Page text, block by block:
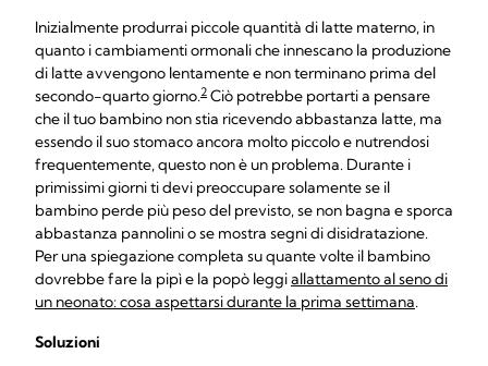
Inizialmente produrrai piccole quantità di latte materno, in
quanto i cambiamenti ormonali che innescano la produzione
di latte avvengono lentamente e non terminano prima del
secondo-quarto giorno.2 Ciò potrebbe portarti a pensare
che il tuo bambino non stia ricevendo abbastanza latte, ma
essendo il suo stomaco ancora molto piccolo e nutrendosi
frequentemente, questo non è un problema. Durante i
primissimi giorni ti devi preoccupare solamente se il
bambino perde più peso del previsto, se non bagna e sporca
abbastanza pannolini o se mostra segni di disidratazione.
Per una spiegazione completa su quante volte il bambino
dovrebbe fare la pipì e la popò leggiallattamento al seno di
un neonato: cosa aspettarsi durante la prima settimana.
Soluzioni